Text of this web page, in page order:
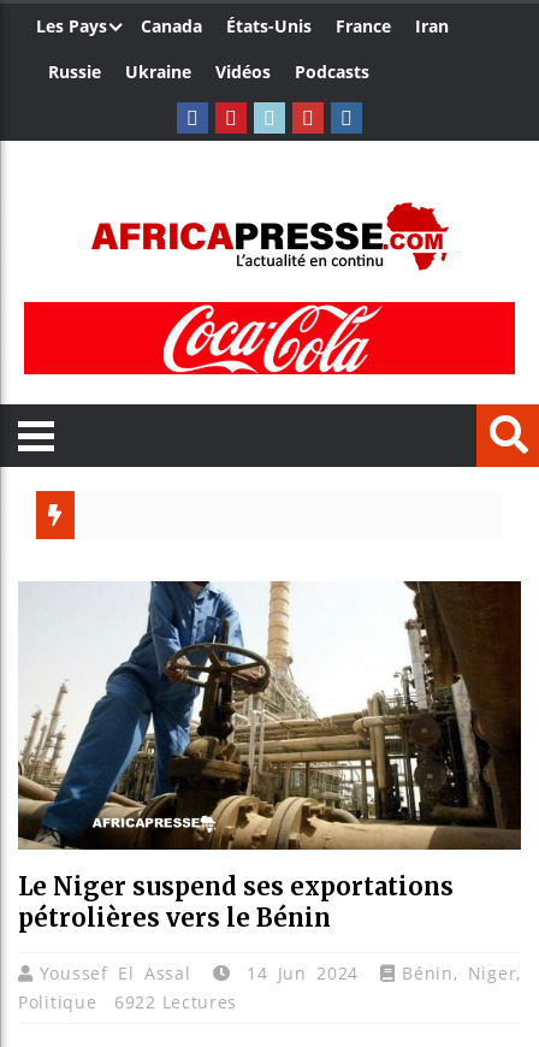
Les Pays Canada États-Unis France
Iran
Russie
Ukraine Vidéos Podcasts
Bénin
Le Niger suspend ses exportations
pétrolières vers le Bénin
Youssef El Assal 14 Jun 2024 Bénin, Niger,
Politique
6922 Lectures